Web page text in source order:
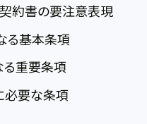
約書の要注意表現
る基本条項
重要条項
必要な条項